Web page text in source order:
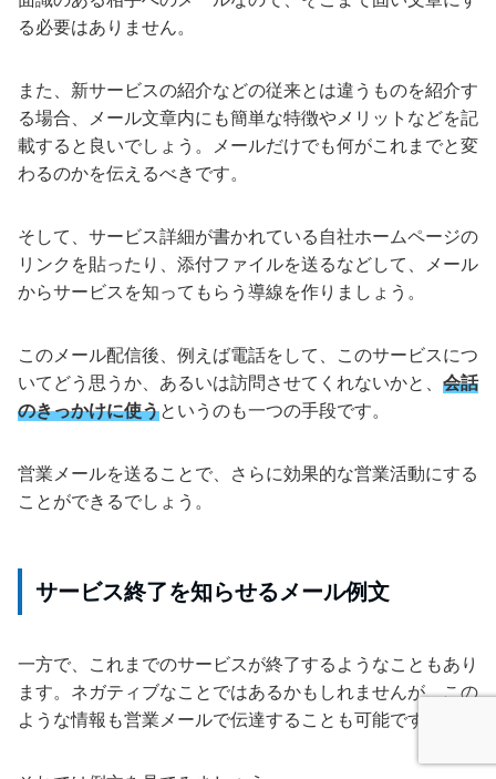
る必要はありません。
また、新サービスの紹介などの従来とは違うものを紹介す
る場合、メール文章内にも簡単な特徴やメリットなどを記
載すると良いでしょう。メールだけでも何がこれまでと変
わるのかを伝えるべきです。
そして、サービス詳細が書かれている自社ホームページの
リンクを貼ったり、添付ファイルを送るなどして、メール
からサービスを知ってもらう導線を作りましょう。
このメール配信後、例えば電話をして、このサービスにつ
いてどう思うか、あるいは訪問させてくれないかと、 会話
のきっかけに使うというのも一つの手段です。
営業メールを送ることで、さらに効果的な営業活動にする
ことができるでしょう。
サービス終了を知らせるメール例文
一方で、これまでのサービスが終了するようなこともあり
ます。ネガティブなことではあるかもしれませんが、この
ような情報も営業メールで伝達することも可能です。